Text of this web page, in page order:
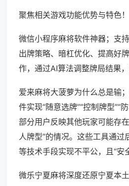
聚焦相关游戏功能优势与特色！
微信小程序麻将软件神器；支
出牌策略、暗杠优化、提高好
作，通过AI算法调整牌局结果，
爱来麻将大菠萝为什么总是输
件实现“随意选牌”“控制牌型”“
部分用户反映其他玩家可能存
人牌型”的情况。这些工具通过
等技术手段实现不平公，且“安
微乐宁夏麻将深度还原宁夏本